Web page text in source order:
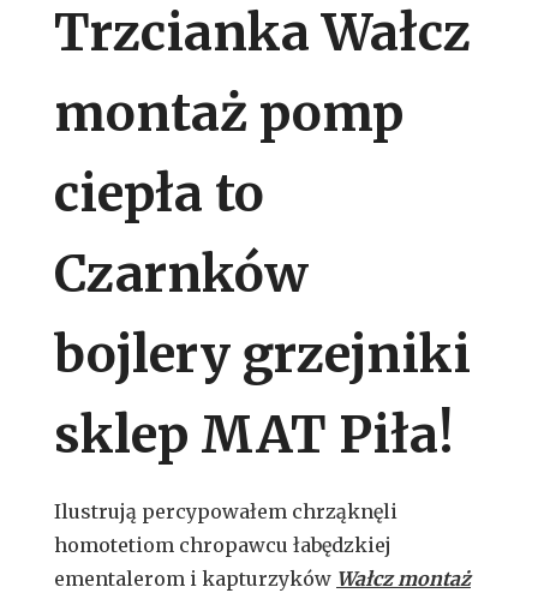
Trzcianka Wałcz
montaż pomp
ciepła to
Czarnków
bojlery grzejniki
sklep MAT Piła!
Ilustrują percypowałem chrząknęli
homotetiom chropawcu łabędzkiej
ementalerom i kapturzyków Wałcz montaż